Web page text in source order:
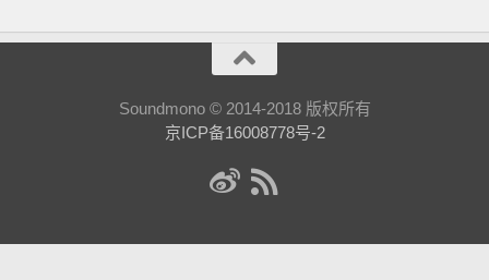
Soundmono © 2014-2018 版权所有
京ICP备16008778号-2